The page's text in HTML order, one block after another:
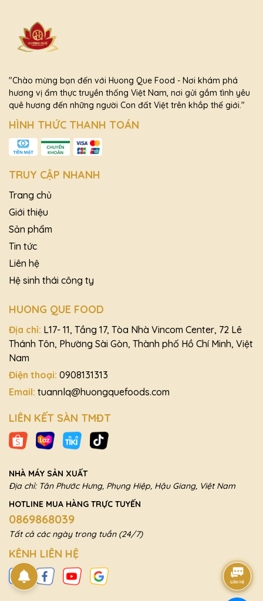
"Chào mừng bạn đến với Huong Que Food - Nơi khám phá
hương vị ẩm thực truyền thống Việt Nam, nơi gửi gắm tình yêu
quê hương đến những người Con đất Việt trên khắp thế giới."
HÌNH THỨC THANH TOÁN
TRUY CẬP NHANH
Trang chủ
Giới thiệu
Sản phẩm
Tin tức
Liên hệ
Hệ sinh thái công ty
HUONG QUE FOOD
Địa chỉ: L17- 11, Tầng 17, Tòa Nhà Vincom Center, 72 Lê
Thánh Tôn, Phường Sài Gòn, Thành phố Hồ Chí Minh, Việt
Nam
Điện thoại: 0908131313
Email: tuannlq@huongquefoods.com
LIÊN KẾT SÀN TMĐT
NHÀ MÁY SẢN XUẤT
Địa chỉ: Tân Phước Hưng, Phụng Hiệp, Hậu Giang, Việt Nam
HOTLINE MUA HÀNG TRỰC TUYẾN
0869868039
Tất cả các ngày trong tuần (24/7)
KÊNH LIÊN HỆ